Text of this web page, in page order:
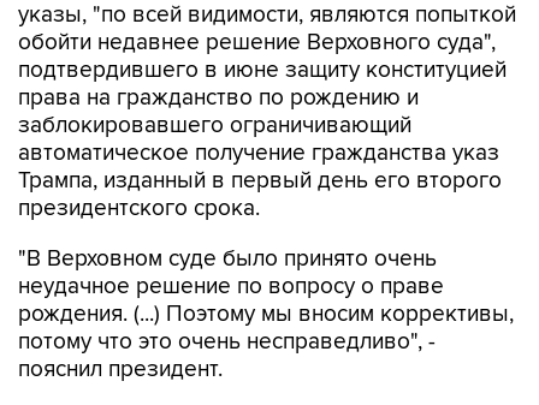
указы, "по всей видимости, являются попыткой
обойти недавнее решение Верховного суда",
подтвердившего в июне защиту конституцией
права на гражданство по рождению и
заблокировавшего ограничивающий
автоматическое получение гражданства указ
Трампа, изданный в первый день его второго
президентского срока.
"В Верховном суде было принято очень
неудачное решение по вопросу о праве
рождения. (...) Поэтому мы вносим коррективы,
потому что это очень несправедливо", -
пояснил президент.